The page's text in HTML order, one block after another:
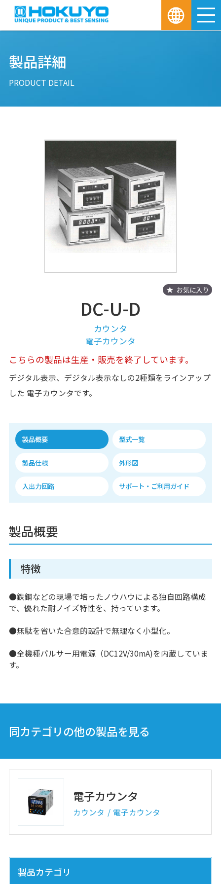
製品詳細
PRODUCT DETAIL
お気に入り
DC-U-D
カウンタ
電子カウンタ
こちらの製品は生産・販売を終了しています。
デジタル表示、デジタル表示なしの2種類をラインアップ
した 電子カウンタです。
製品概要 型式一覧
製品仕様 外形図
入出力回路 サポート・ご利用ガイド
製品概要
特徴
●鉄鋼などの現場で培ったノウハウによる独自回路構成
で、優れた耐ノイズ特性を、持っています。
●無駄を省いた合意的設計で無理なく小型化。
●全機種パルサー用電源（DC12V/30mA)を内蔵していま
す。
同カテゴリの他の製品を見る
電子カウンタ
カウンタ 電子カウンタ
製品カテゴリ